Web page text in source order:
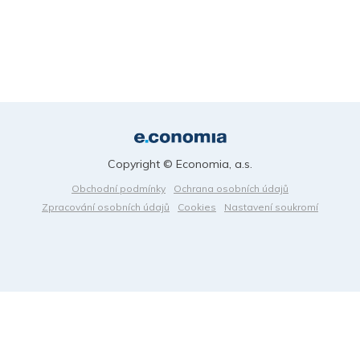
Obchodní podmínky
Ochrana osobních údajů
Zpracování osobních údajů
Cookies Nastavení soukromí
Copyright © Economia, a.s.